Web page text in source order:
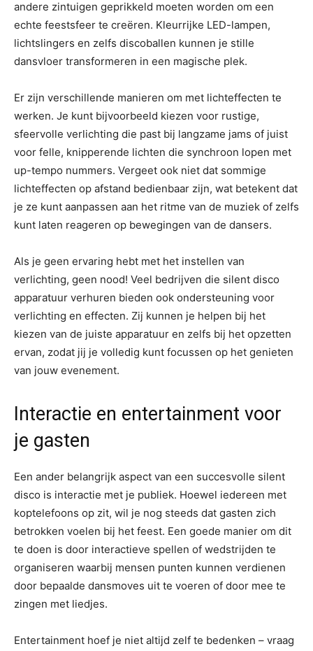
andere zintuigen geprikkeld moeten worden om een
echte feestsfeer te creëren. Kleurrijke LED-lampen,
lichtslingers en zelfs discoballen kunnen je stille
dansvloer transformeren in een magische plek.
Er zijn verschillende manieren om met lichteffecten te
werken. Je kunt bijvoorbeeld kiezen voor rustige,
sfeervolle verlichting die past bij langzame jams of juist
voor felle, knipperende lichten die synchroon lopen met
up-tempo nummers. Vergeet ook niet dat sommige
lichteffecten op afstand bedienbaar zijn, wat betekent dat
je ze kunt aanpassen aan het ritme van de muziek of zelfs
kunt laten reageren op bewegingen van de dansers.
Als je geen ervaring hebt met het instellen van
verlichting, geen nood! Veel bedrijven die silent disco
apparatuur verhuren bieden ook ondersteuning voor
verlichting en effecten. Zij kunnen je helpen bij het
kiezen van de juiste apparatuur en zelfs bij het opzetten
ervan, zodat jij je volledig kunt focussen op het genieten
van jouw evenement.
Interactie en entertainment voor
je gasten
Een ander belangrijk aspect van een succesvolle silent
disco is interactie met je publiek. Hoewel iedereen met
koptelefoons op zit, wil je nog steeds dat gasten zich
betrokken voelen bij het feest. Een goede manier om dit
te doen is door interactieve spellen of wedstrijden te
organiseren waarbij mensen punten kunnen verdienen
door bepaalde dansmoves uit te voeren of door mee te
zingen met liedjes.
Entertainment hoef je niet altijd zelf te bedenken – vraag